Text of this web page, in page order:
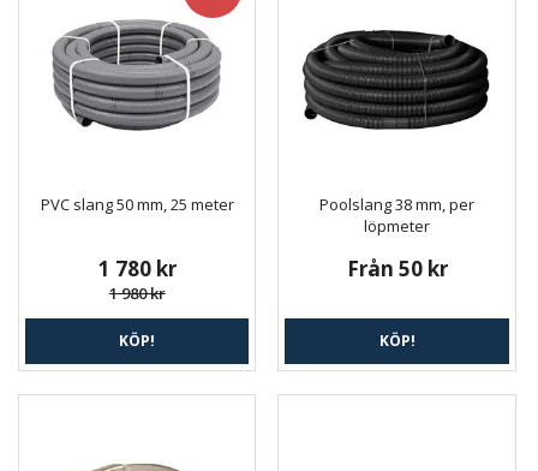
PVC slang 50 mm, 25 meter
1 780 kr
1 980 kr
KÖP!
Poolslang 38 mm, per
löpmeter
Från 50 kr
KÖP!